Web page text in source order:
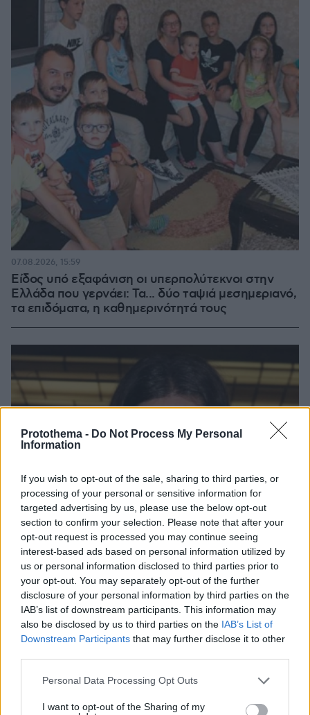
Protothema - Do Not Process My Personal
Information
If you wish to opt-out of the sale, sharing to third parties, or
processing of your personal or sensitive information for
targeted advertising by us, please use the below opt-out
section to confirm your selection. Please note that after your
opt-out request is processed you may continue seeing
interest-based ads based on personal information utilized by
us or personal information disclosed to third parties prior to
your opt-out. You may separately opt-out of the further
disclosure of your personal information by third parties on the
IAB’s list of downstream participants. This information may
also be disclosed by us to third parties on the IAB’s List of
Downstream Participants that may further disclose it to other
Please note that this website/app uses one or more Google
not limited to your visit or usage behaviour. You may click to
Personal Data Processing Opt Outs
I want to opt-out of the Sharing of my
Είδος υπό εξαφάνιση οι υπερπολύτεκνοι στην
Ελλάδα που γερνάει: Τα... δύο ταψιά μεσημεριανό,
τα επιδόματα, η καθημερινότητά τους
07.08.2026, 15:59
Η Λίλα Μπακλέση έφερε στον κόσμο το πρώτο
της παιδί, δείτε την ανάρτηση του συντρόφου της
07.08.2026, 22:23